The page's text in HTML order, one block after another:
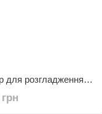
Raywell Boma Стайлер для розгладження волосся 100 мл